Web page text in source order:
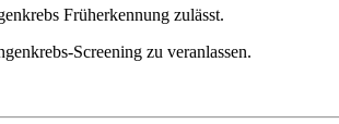
Früherkennung zulässt.
Screening zu veranlassen.